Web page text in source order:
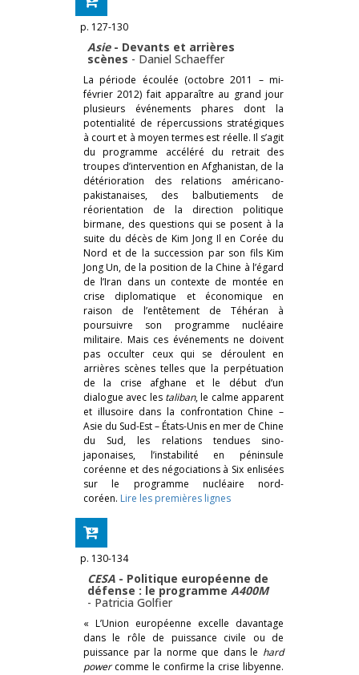
p. 127-130
Asie - ­Devants et arrières
scènes - Daniel Schaeffer
La période écoulée (octobre 2011 – mi-
février 2012) fait apparaître au grand jour
plusieurs événements phares dont la
potentialité de répercussions stratégiques
à court et à moyen termes est réelle. Il s’agit
du programme accéléré du retrait des
troupes d’intervention en Afghanistan, de la
détérioration des relations américano-
pakistanaises, des balbutiements de
réorientation de la direction politique
birmane, des questions qui se posent à la
suite du décès de Kim Jong Il en Corée du
Nord et de la succession par son fils Kim
Jong Un, de la position de la Chine à l’égard
de l’Iran dans un contexte de montée en
crise diplomatique et économique en
raison de l’entêtement de Téhéran à
poursuivre son programme nucléaire
militaire. Mais ces événements ne doivent
pas occulter ceux qui se déroulent en
arrières scènes telles que la perpétuation
de la crise afghane et le début d’un
dialogue avec les taliban, le calme apparent
et illusoire dans la confrontation Chine –
Asie du Sud-Est – États-Unis en mer de Chine
du Sud, les relations tendues sino-
japonaises, l’instabilité en péninsule
coréenne et des négociations à Six enlisées
sur le programme nucléaire nord-
coréen. Lire les premières lignes
p. 130-134
CESA ­- Politique européenne de
défense : le programme A400M
- Patricia Golfier
« L’Union européenne excelle davantage
dans le rôle de puissance civile ou de
puissance par la norme que dans le hard
powercomme le confirme la crise libyenne.